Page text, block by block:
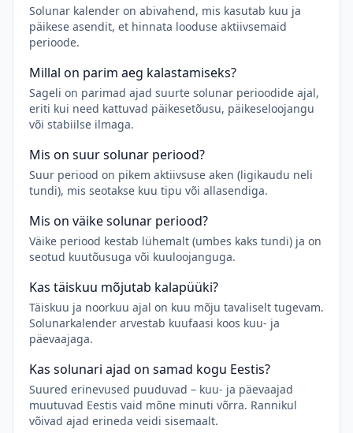
Solunar kalender on abivahend, mis kasutab kuu ja
päikese asendit, et hinnata looduse aktiivsemaid
perioode.
Millal on parim aeg kalastamiseks?
Sageli on parimad ajad suurte solunar perioodide ajal,
eriti kui need kattuvad päikesetõusu, päikeseloojangu
või stabiilse ilmaga.
Mis on suur solunar periood?
Suur periood on pikem aktiivsuse aken (ligikaudu neli
tundi), mis seotakse kuu tipu või allasendiga.
Mis on väike solunar periood?
Väike periood kestab lühemalt (umbes kaks tundi) ja on
seotud kuutõusuga või kuuloojanguga.
Kas täiskuu mõjutab kalapüüki?
Täiskuu ja noorkuu ajal on kuu mõju tavaliselt tugevam.
Solunarkalender arvestab kuufaasi koos kuu- ja
päevaajaga.
Kas solunari ajad on samad kogu Eestis?
Suured erinevused puuduvad – kuu- ja päevaajad
muutuvad Eestis vaid mõne minuti võrra. Rannikul
võivad ajad erineda veidi sisemaalt.